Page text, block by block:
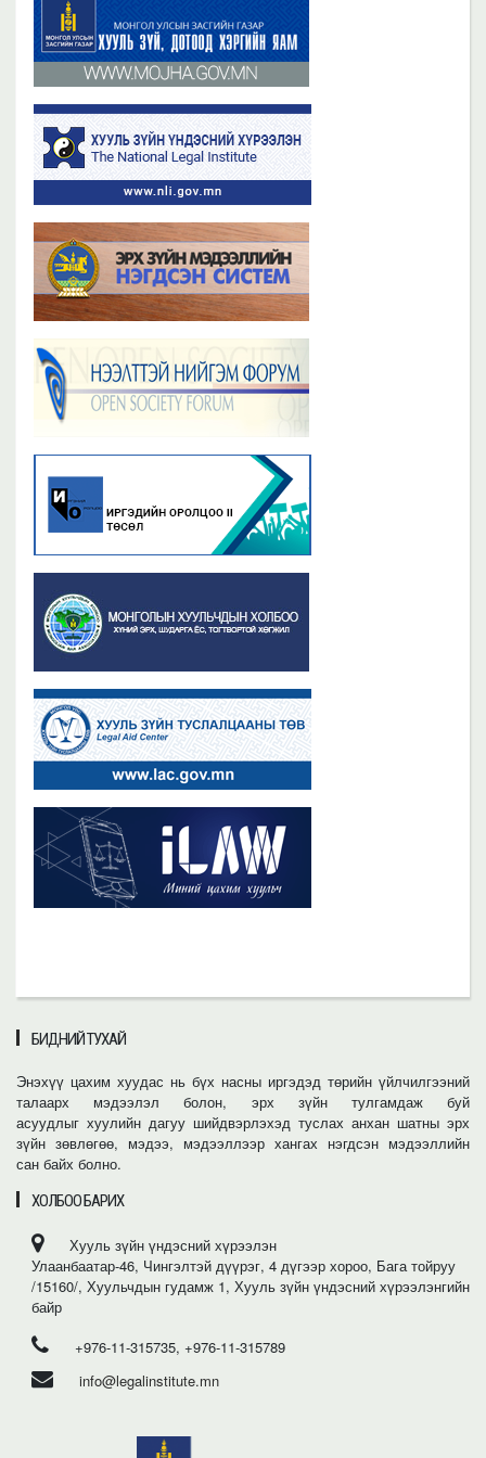
БИДНИЙ ТУХАЙ
Энэхүү цахим хуудас нь бүх насны иргэдэд төрийн үйлчилгээний
талаарх мэдээлэл болон, эрх зүйн тулгамдаж буй
асуудлыг хуулийн дагуу шийдвэрлэхэд туслах анхан шатны эрх
зүйн зөвлөгөө, мэдээ, мэдээллээр хангах нэгдсэн мэдээллийн
сан байх болно.
ХОЛБОО БАРИХ
Хууль зүйн үндэсний хүрээлэн
Улаанбаатар-46, Чингэлтэй дүүрэг, 4 дүгээр хороо, Бага тойруу
/15160/, Хуульчдын гудамж 1, Хууль зүйн үндэсний хүрээлэнгийн
байр
+976-11-315735, +976-11-315789
info@legalinstitute.mn